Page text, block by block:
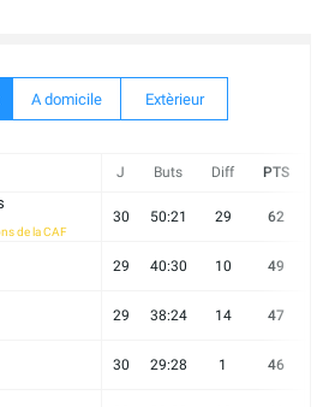
A domicile Extèrieur
J Buts Diff PTS
de la CAF
30 50:21 29 62
29 40:30 10 49
29 38:24 14 47
30 29:28 1 46